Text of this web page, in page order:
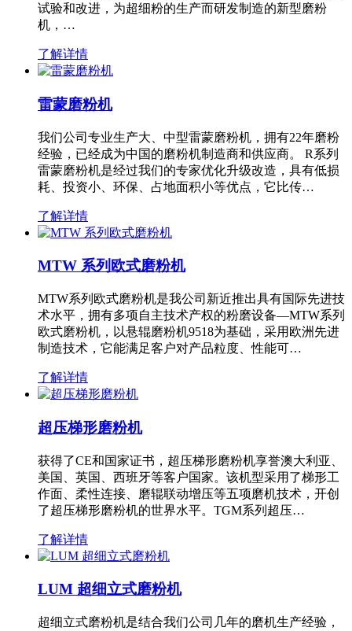
试验和改进，为超细粉的生产而研发制造的新型磨粉
机，…
了解详情
雷蒙磨粉机
我们公司专业生产大、中型雷蒙磨粉机，拥有22年磨粉
经验，已经成为中国的磨粉机制造商和供应商。 R系列
雷蒙磨粉机是经过我们的专家优化升级改造，具有低损
耗、投资小、环保、占地面积小等优点，它比传…
了解详情
MTW 系列欧式磨粉机
MTW系列欧式磨粉机是我公司新近推出具有国际先进技
术水平，拥有多项自主技术产权的粉磨设备—MTW系列
欧式磨粉机，以悬辊磨粉机9518为基础，采用欧洲先进
制造技术，它能满足客户对产品粒度、性能可…
了解详情
超压梯形磨粉机
获得了CE和国家证书，超压梯形磨粉机享誉澳大利亚、
美国、英国、西班牙等客户国家。该机型采用了梯形工
作面、柔性连接、磨辊联动增压等五项磨机技术，开创
了超压梯形磨粉机的世界水平。TGM系列超压…
了解详情
LUM 超细立式磨粉机
超细立式磨粉机是结合我们公司几年的磨机生产经验，